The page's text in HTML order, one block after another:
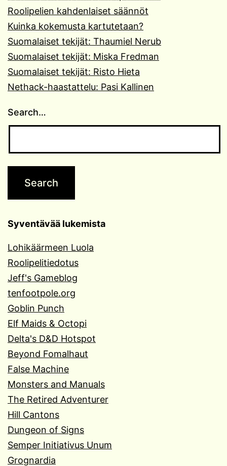
Roolipelien kahdenlaiset säännöt
Kuinka kokemusta kartutetaan?
Suomalaiset tekijät: Thaumiel Nerub
Suomalaiset tekijät: Miska Fredman
Suomalaiset tekijät: Risto Hieta
Nethack-haastattelu: Pasi Kallinen
Search…
Syventävää lukemista
Lohikäärmeen Luola
Roolipelitiedotus
Jeff's Gameblog
tenfootpole.org
Goblin Punch
Elf Maids & Octopi
Delta's D&D Hotspot
Beyond Fomalhaut
False Machine
Monsters and Manuals
The Retired Adventurer
Hill Cantons
Dungeon of Signs
Semper Initiativus Unum
Grognardia